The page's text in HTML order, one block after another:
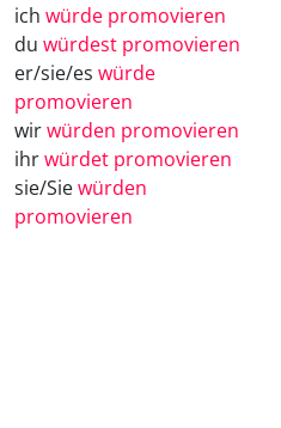
ich würde promovieren
du würdest promovieren
er/sie/es würde
promovieren
wirwürden promovieren
ihrwürdet promovieren
sie/Siewürden
promovieren